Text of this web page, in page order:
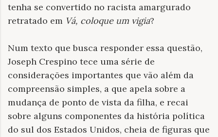
tenha se convertido no racista amargurado
retratado em Vá, coloque um vigia?
Num texto que busca responder essa questão,
Joseph Crespino tece uma série de
considerações importantes que vão além da
compreensão simples, a que apela sobre a
mudança de ponto de vista da filha, e recai
sobre alguns componentes da história política
do sul dos Estados Unidos, cheia de figuras que